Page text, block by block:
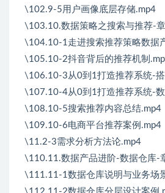
\102.9-5用户画像底层存储.mp4
\103.10.数据策略之搜索与推荐-
\104.10-1走进搜索推荐策略数据
\105.10-2抖音背后的推荐机制
\106.10-3从0到1打造推荐系统-
\107.10-4从0到1打造推荐系统-
\108.10-5搜索推荐内容总结.mp4
\109.10-6电商平台推荐案例.mp4
\11.2-3需求分析方法论.mp4
\110.11.数据产品进阶-数据仓库-
\111.11-1数据仓库说明与业务场